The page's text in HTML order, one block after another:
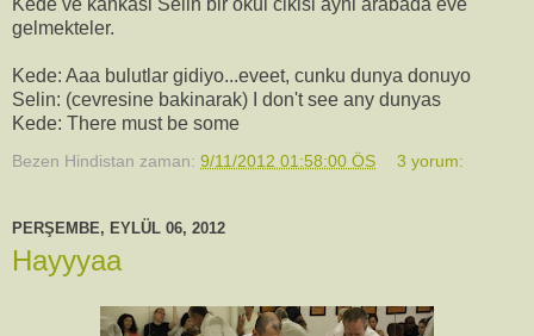
Kede ve kankasi Selin bir okul cikisi ayni arabada eve
gelmekteler.
Kede: Aaa bulutlar gidiyo...eveet, cunku dunya donuyo
Selin: (cevresine bakinarak) I don't see any dunyas
Kede: There must be some
Bezen Hindistan zaman: 9/11/2012 01:58:00 ÖS 3 yorum:
PERŞEMBE, EYLÜL 06, 2012
Hayyyaa